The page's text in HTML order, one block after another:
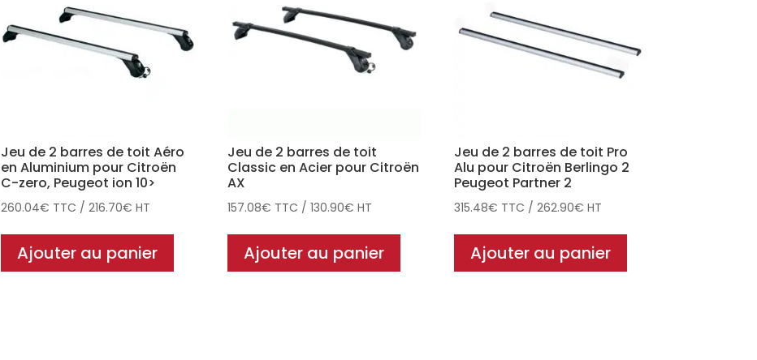
Jeu de 2 barres de toit Aéro
en Aluminium pour Citroën
C-zero, Peugeot ion 10>
260.04€ TTC /216.70€ HT
Ajouter au panier
Jeu de 2 barres de toit
Classic en Acier pour Citroën
AX
157.08€ TTC /130.90€ HT
Ajouter au panier
Jeu de 2 barres de toit Pro
Alu pour Citroën Berlingo 2
Peugeot Partner 2
315.48€ TTC /262.90€ HT
Ajouter au panier